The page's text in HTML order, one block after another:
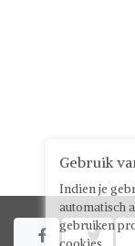
 
Gebruik
Indien je
automatisch
gebruiken